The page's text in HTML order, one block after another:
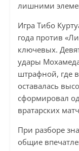
лишними
Игра Тибо
года против
ключевых.
удары
штрафной, где
оставалась
сформировал
вратарских
При разборе
общие